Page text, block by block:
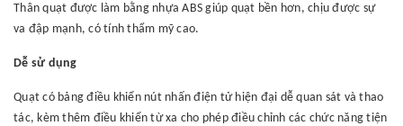
Thân quạt được làm bằng nhựa ABS giúp quạt bền hơn, chịu được sự
va đập mạnh, có tính thẩm mỹ cao.
Dễ sử dụng
Quạt có bảng điều khiển nút nhấn điện tử hiện đại dễ quan sát và thao
tác, kèm thêm điều khiển từ xa cho phép điều chỉnh các chức năng tiện